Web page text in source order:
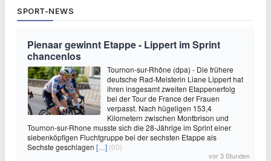
SPORT-NEWS
Pienaar gewinnt Etappe - Lippert im Sprint
chancenlos
Tournon-sur-Rhône (dpa) - Die frühere
deutsche Rad-Meisterin Liane Lippert hat
ihren insgesamt zweiten Etappenerfolg
bei der Tour de France der Frauen
verpasst. Nach hügeligen 153,4
Kilometern zwischen Montbrison und
Tournon-sur-Rhone musste sich die 28-Jährige im Sprint einer
siebenköpfigen Fluchtgruppe bei der sechsten Etappe als
Sechste geschlagen […] (00)
vor 3 Stunden